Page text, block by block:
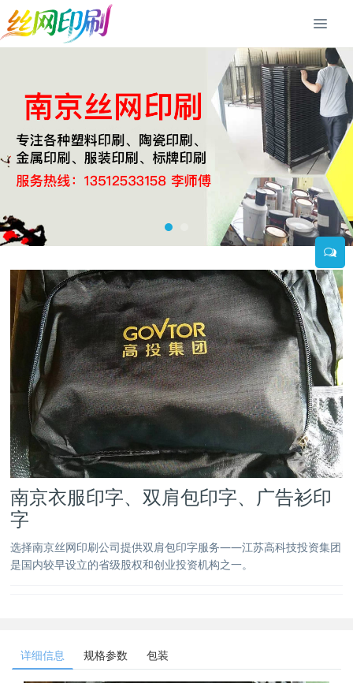
南京衣服印字、双肩包印字、广告衫印
字
选择南京丝网印刷公司提供双肩包印字服务——江苏高科技投资集团
是国内较早设立的省级股权和创业投资机构之一。
详细信息 规格参数 包装